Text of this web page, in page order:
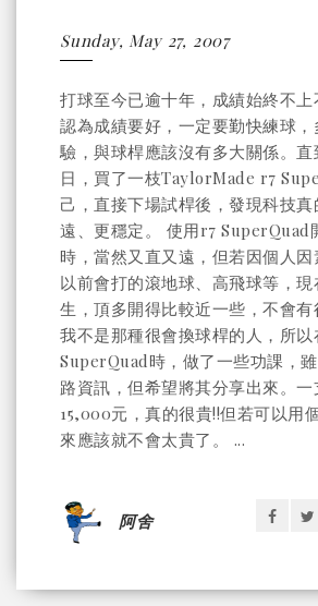
Sunday, May 27, 2007
打球至今已逾十年，成績始終不上
認為成績要好，一定要勤快練球，
驗，與球桿應該沒有多大關係。直
日，買了一枝TaylorMade r7
己，直接下場試桿後，發現科技真
遠、更穩定。 使用r7 SuperQuad
時，當然又直又遠，但若因個人因
以前會打的滾地球、高飛球等，
生，頂多開得比較近一些，不會有
我不是那種很會換球桿的人，所
SuperQuad時，做了一些功課，
路資訊，但希望將其分享出來。一
15,000元，真的很貴!!但若可以用
來應該就不會太貴了。 ...
阿舍